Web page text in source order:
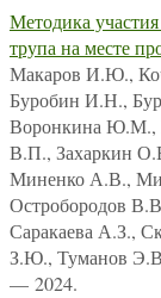
Методика
трупа на месте
Макаров И.Ю.,
Буробин И.Н.,
Воронкина Ю.М.,
В.П., Захаркин
Миненко А.В.,
Остробородов
Саракаева А.З.,
З.Ю., Туманов
— 2024.